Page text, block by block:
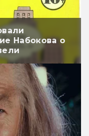
Набокова о